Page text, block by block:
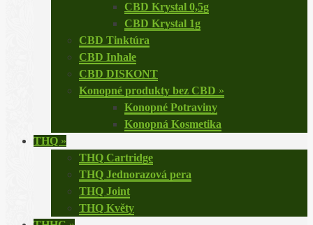
CBD Krystal 0,5g
CBD Krystal 1g
CBD Tinktúra
CBD Inhale
CBD DISKONT
Konopné produkty bez CBD »
Konopné Potraviny
Konopná Kosmetika
THQ »
THQ Cartridge
THQ Jednorazová pera
THQ Joint
THQ Květy